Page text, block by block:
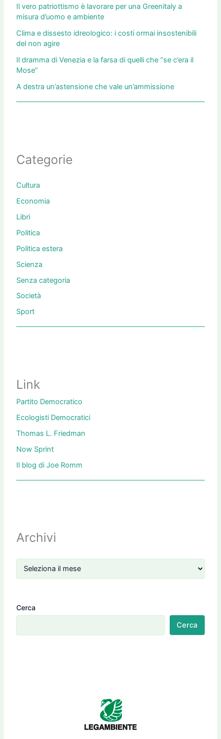
Il vero patriottismo è lavorare per una Greenitaly a
misura d’uomo e ambiente
Clima e dissesto idreologico: i costi ormai insostenibili
del non agire
Il dramma di Venezia e la farsa di quelli che “se c’era il
Mose”
A destra un’astensione che vale un’ammissione
Categorie
Cultura
Economia
Libri
Politica
Politica estera
Scienza
Senza categoria
Società
Sport
Link
Partito Democratico
Ecologisti Democratici
Thomas L. Friedman
Now Sprint
Il blog di Joe Romm
Archivi
Cerca
Cerca